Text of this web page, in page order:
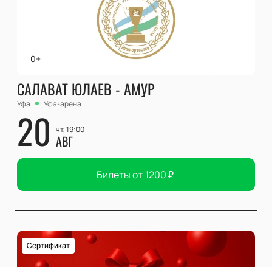
0+
САЛАВАТ ЮЛАЕВ - АМУР
Уфа Уфа-арена
20 чт, 19:00
АВГ
Билеты от 1200₽
Сертификат